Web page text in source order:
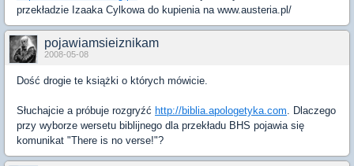
przekładzie Izaaka Cylkowa do kupienia na www.austeria.pl/
pojawiamsieiznikam
2008-05-08
Dość drogie te książki o których mówicie.
Słuchajcie a próbuje rozgryźć http://biblia.apologetyka.com. Dlaczego
przy wyborze wersetu biblijnego dla przekładu BHS pojawia się
komunikat "There is no verse!"?